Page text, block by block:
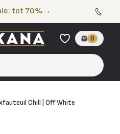
tot 70% →
0
Chill | Off White